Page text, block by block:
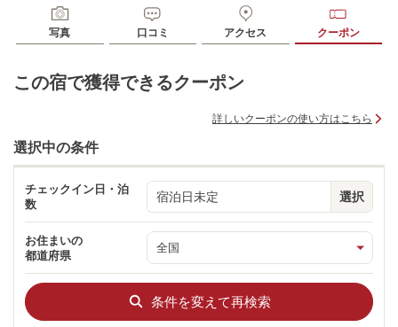
写真 口コミ アクセス クーポン
この宿で獲得できるクーポン
詳しいクーポンの使い方はこちら
選択中の条件
チェックイン日・泊
数
宿泊日未定 選択
お住まいの
都道府県
条件を変えて再検索